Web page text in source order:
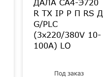
ДАЛА СА4-Э720
R TX IP P П RS Д
G/PLC
(3x220/380V 10-
100A) LO
Под заказ